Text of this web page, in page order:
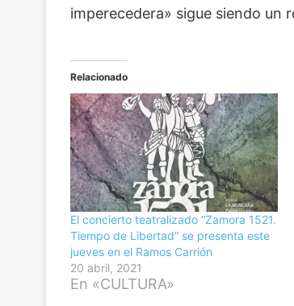
imperecedera» sigue siendo un
Relacionado
El concierto teatralizado “Zamora 1521.
Tiempo de Libertad” se presenta este
jueves en el Ramos Carrión
20 abril, 2021
En «CULTURA»